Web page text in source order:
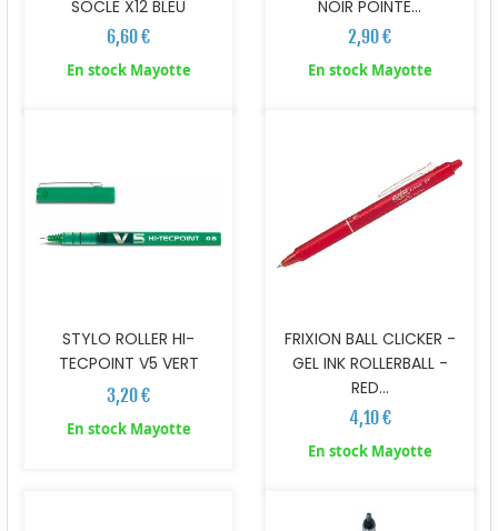
SOCLE X12 BLEU
6,60 €
En stock Mayotte
NOIR POINTE...
2,90 €
En stock Mayotte
STYLO ROLLER HI-
TECPOINT V5 VERT
3,20 €
En stock Mayotte
FRIXION BALL CLICKER -
GEL INK ROLLERBALL -
RED...
4,10 €
En stock Mayotte